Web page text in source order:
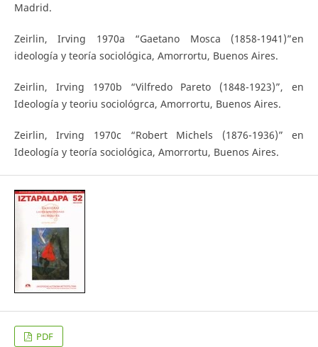
Madrid.
Zeirlin, Irving 1970a “Gaetano Mosca (1858-1941)”en
ideología y teoría sociológica, Amorrortu, Buenos Aires.
Zeirlin, Irving 1970b “Vilfredo Pareto (1848-1923)”, en
Ideología y teoriu sociológrca, Amorrortu, Buenos Aires.
Zeirlin, Irving 1970c “Robert Michels (1876-1936)” en
Ideología y teoría sociológica, Amorrortu, Buenos Aires.
PDF